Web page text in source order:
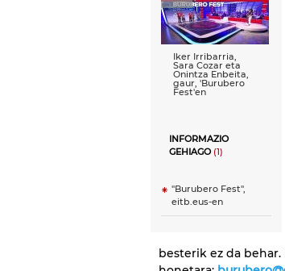
Iker Irribarria,
Sara Cozar eta
Onintza Enbeita,
gaur, 'Burubero
Fest'en
INFORMAZIO
GEHIAGO(1)
''Burubero Fest'',
eitb.eus-en
besterik ez da